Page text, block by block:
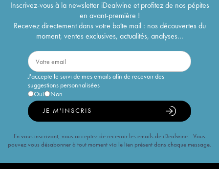
Inscrivez-vous à la newsletter iDealwine et profitez de nos pépites
en avant-première !
Recevez directement dans votre boîte mail : nos découvertes du
moment, ventes exclusives, actualités, analyses...
J'accepte le suivi de mes emails afin de recevoir des
suggestions personnalisées
Oui
Non
JE M'INSCRIS
En vous inscrivant, vous acceptez de recevoir les emails de iDealwine. Vous
pouvez vous désabonner à tout moment via le lien présent dans chaque message.